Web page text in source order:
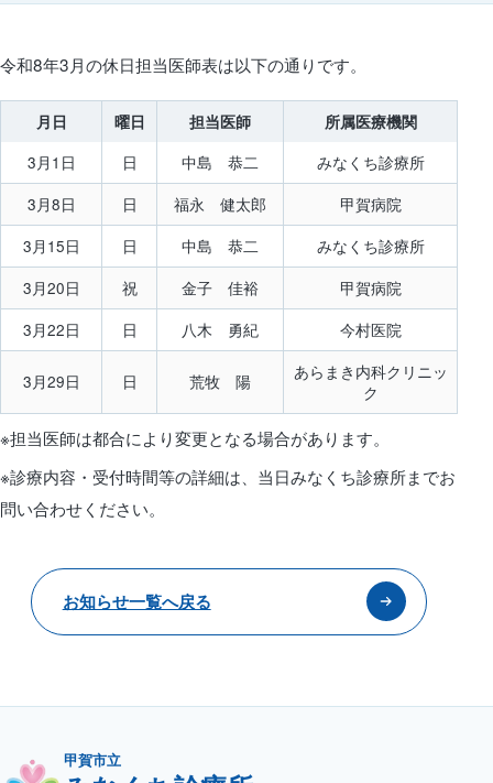
令和8年3月の休日担当医師表は以下の通りです。
月日 曜日 担当医師 所属医療機関
3月1日 日 中島 恭二
みなくち診療所
3月8日
日 福永 健太郎
甲賀病院
3月15日
日 中島 恭二
みなくち診療所
3月20日
祝 金子 佳裕
甲賀病院
3月22日
日 八木 勇紀 今村医院
3月29日 日 荒牧 陽
あらまき内科クリニッ
ク
※担当医師は都合により変更となる場合があります。
※診療内容・受付時間等の詳細は、当日みなくち診療所までお
問い合わせください。
お知らせ一覧へ戻る
甲賀市立